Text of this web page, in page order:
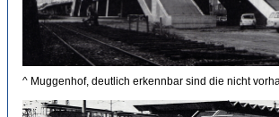
^ Muggenhof, deutlich erkennbar sind die nicht